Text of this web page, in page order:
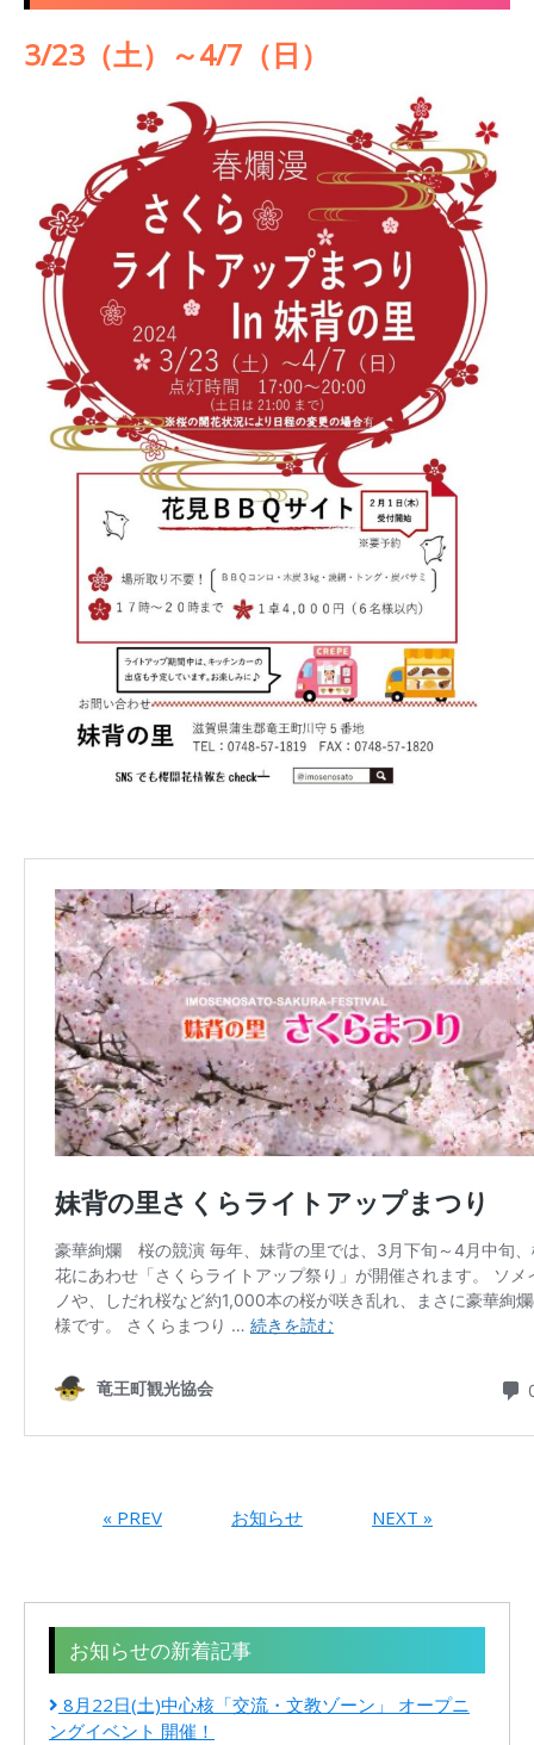
3/23（土）～4/7（日）
« PREV お知らせ NEXT »
お知らせの新着記事
8月22日(土)中心核「交流・文教ゾーン」 オープニ
ングイベント 開催！